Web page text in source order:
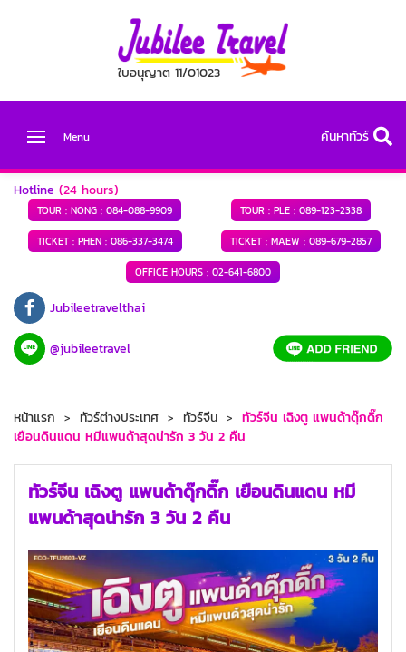
ใบอนุญาต 11/01023
Menu ค้นหาทัวร์
Hotline (24 hours)
TOUR : NONG : 084-088-9909 TOUR : PLE : 089-123-2338
TICKET : PHEN :086-337-3474 TICKET : MAEW : 089-679-2857
OFFICE HOURS : 02-641-6800
Jubileetravelthai
@jubileetravel
หน้าแรก ทัวร์ต่างประเทศ ทัวร์จีน
ทัวร์จีน เฉิงตู แพนด้าดุ๊กดิ๊ก
เยือนดินแดน หมีแพนด้าสุดน่ารัก 3 วัน 2 คืน
ทัวร์จีน เฉิงตู แพนด้าดุ๊กดิ๊ก เยือนดินแดน หมี
แพนด้าสุดน่ารัก 3 วัน 2 คืน